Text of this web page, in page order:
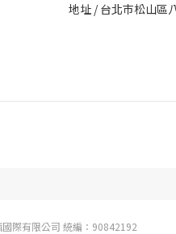
地址 / 台北巿松山區
國際有限公司 統編：90842192